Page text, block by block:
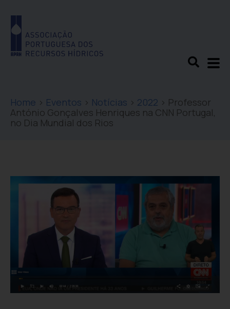
Home > Eventos > Notícias > 2022 > Professor
António Gonçalves Henriques na CNN Portugal,
no Dia Mundial dos Rios